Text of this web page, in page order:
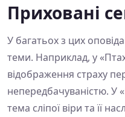
Приховані
У багатьох з цих
теми. Наприклад, у
відображення страху
непередбачуваністю. У
тема сліпої віри та її